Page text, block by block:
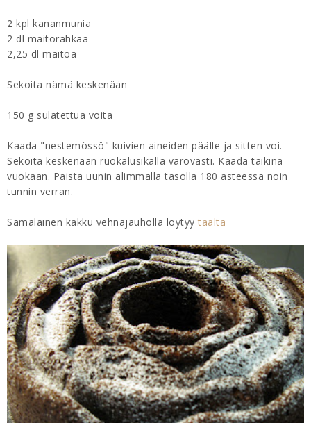
2 kpl kananmunia
2 dl maitorahkaa
2,25 dl maitoa
Sekoita nämä keskenään
150 g sulatettua voita
Kaada "nestemössö" kuivien aineiden päälle ja sitten voi.
Sekoita keskenään ruokalusikalla varovasti. Kaada taikina
vuokaan. Paista uunin alimmalla tasolla 180 asteessa noin
tunnin verran.
Samalainen kakku vehnäjauholla löytyy täältä